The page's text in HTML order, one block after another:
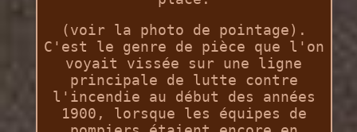
(voir la photo de pointage).
C'est le genre de pièce que l'on
voyait vissée sur une ligne
principale de lutte contre
l'incendie au début des années
1900, lorsque les équipes de